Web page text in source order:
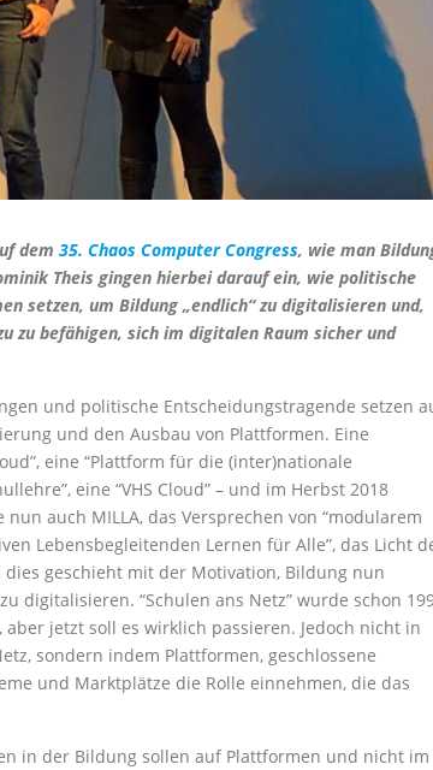
dem 35. Chaos Computer Congress, wie man
Theis gingen hierbei darauf ein, wie politische
setzen, um Bildung „endlich“ zu digitalisieren und,
zu befähigen, sich im digitalen Raum sicher und
und politische Entscheidungstragende setzen
und den Ausbau von Plattformen. Eine
eine “Plattform für die (inter)nationale
eine “VHS Cloud” – und im Herbst 2018
nun auch MILLA, das Versprechen von “modularem
Lebensbegleitenden Lernen für Alle”, das Licht
dies geschieht mit der Motivation, Bildung nun
digitalisieren. “Schulen ans Netz” wurde schon
aber jetzt soll es wirklich passieren. Jedoch nicht in
sondern indem Plattformen, geschlossene
und Marktplätze die Rolle einnehmen, die das
in der Bildung sollen auf Plattformen und nicht im